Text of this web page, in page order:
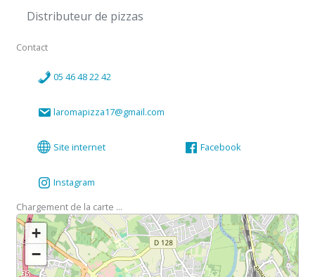
Distributeur de pizzas
Contact
05 46 48 22 42
laromapizza17@gmail.com
Site internet Facebook
Instagram
Chargement de la carte ...
+
−